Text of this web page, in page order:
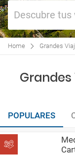
Descubre tus
Home Grandes
POPULARES